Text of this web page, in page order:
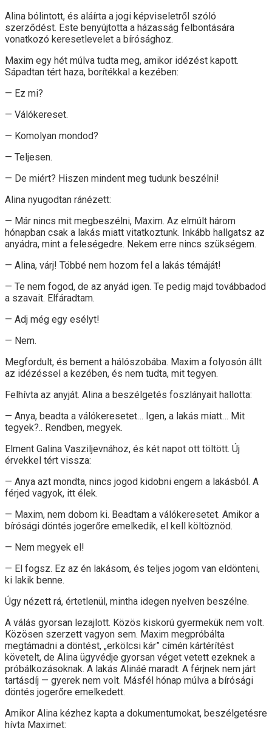
Alina bólintott, és aláírta a jogi képviseletről szóló
szerződést. Este benyújtotta a házasság felbontására
vonatkozó keresetlevelet a bírósághoz.
Maxim egy hét múlva tudta meg, amikor idézést kapott.
Sápadtan tért haza, borítékkal a kezében:
— Ez mi?
— Válókereset.
— Komolyan mondod?
— Teljesen.
— De miért? Hiszen mindent meg tudunk beszélni!
Alina nyugodtan ránézett:
— Már nincs mit megbeszélni, Maxim. Az elmúlt három
hónapban csak a lakás miatt vitatkoztunk. Inkább hallgatsz az
anyádra, mint a feleségedre. Nekem erre nincs szükségem.
— Alina, várj! Többé nem hozom fel a lakás témáját!
— Te nem fogod, de az anyád igen. Te pedig majd továbbadod
a szavait. Elfáradtam.
— Adj még egy esélyt!
— Nem.
Megfordult, és bement a hálószobába. Maxim a folyosón állt
az idézéssel a kezében, és nem tudta, mit tegyen.
Felhívta az anyját. Alina a beszélgetés foszlányait hallotta:
— Anya, beadta a válókeresetet… Igen, a lakás miatt… Mit
tegyek?.. Rendben, megyek.
Elment Galina Vasziljevnához, és két napot ott töltött. Új
érvekkel tért vissza:
— Anya azt mondta, nincs jogod kidobni engem a lakásból. A
férjed vagyok, itt élek.
— Maxim, nem dobom ki. Beadtam a válókeresetet. Amikor a
bírósági döntés jogerőre emelkedik, el kell költöznöd.
— Nem megyek el!
— El fogsz. Ez az én lakásom, és teljes jogom van eldönteni,
ki lakik benne.
Úgy nézett rá, értetlenül, mintha idegen nyelven beszélne.
A válás gyorsan lezajlott. Közös kiskorú gyermekük nem volt.
Közösen szerzett vagyon sem. Maxim megpróbálta
megtámadni a döntést, „erkölcsi kár” címén kártérítést
követelt, de Alina ügyvédje gyorsan véget vetett ezeknek a
próbálkozásoknak. A lakás Alináé maradt. A férjnek nem járt
tartásdíj — gyerek nem volt. Másfél hónap múlva a bírósági
döntés jogerőre emelkedett.
Amikor Alina kézhez kapta a dokumentumokat, beszélgetésre
hívta Maximet: